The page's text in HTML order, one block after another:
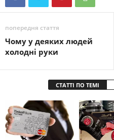
попередня стаття
Чому у деяких людей
холодні руки
СТАТТІ ПО ТЕМІ